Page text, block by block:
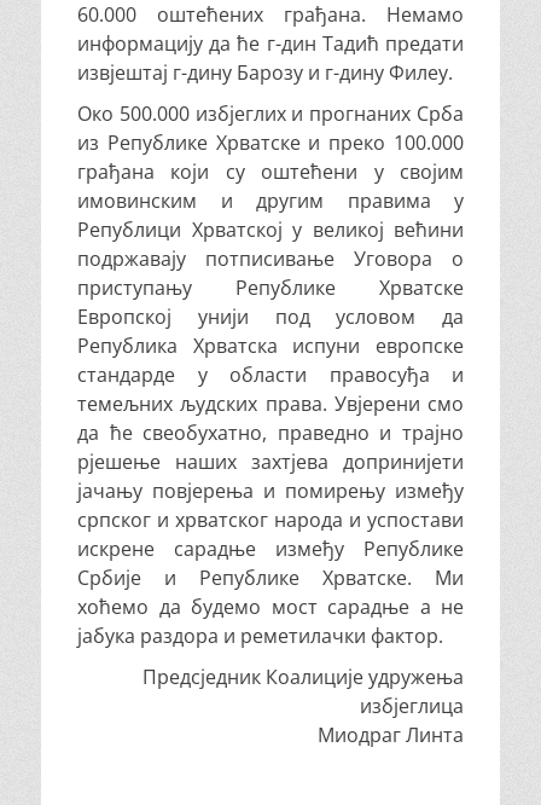
60.000 оштећених грађана. Немамо
информацију да ће г-дин Тадић предати
извјештај г-дину Барозу и г-дину Филеу.
Око 500.000 избјеглих и прогнаних Срба
из Републике Хрватске и преко 100.000
грађана који су оштећени у својим
имовинским и другим правима у
Републици Хрватској у великој већини
подржавају потписивање Уговора о
приступању Републике Хрватске
Европској унији под условом да
Република Хрватска испуни европске
стандарде у области правосуђа и
темељних људских права. Увјерени смо
да ће свеобухатно, праведно и трајно
рјешење наших захтјева допринијети
јачању повјерења и помирењу између
српског и хрватског народа и успостави
искрене сарадње између Републике
Србије и Републике Хрватске. Ми
хоћемо да будемо мост сарадње а не
јабука раздора и реметилачки фактор.
Предсједник Коалиције удружења
избјеглица
Миодраг Линта